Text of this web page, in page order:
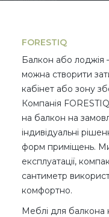
FORESTIQ
Балкон або лоджія
можна створити
кабінет або зону
Компанія
на балкон на
індивідуальні
форм приміщень.
експлуатації,
сантиметр
комфортно.
Меблі для балкона